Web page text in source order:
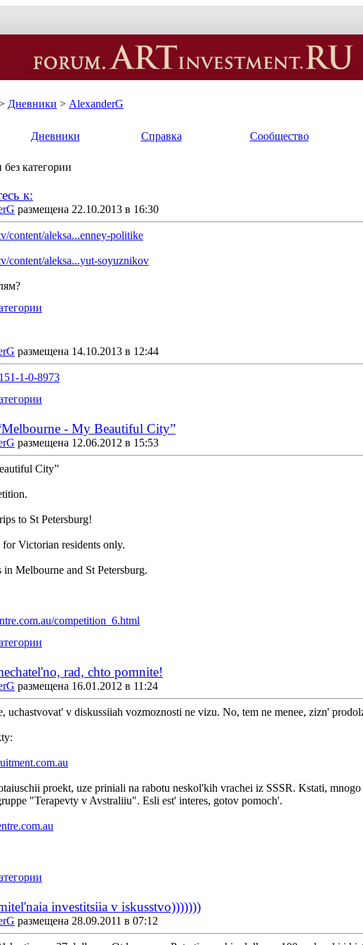
Дневники > AlexanderG
Дневники Справка Сообщество
без категории
к:
размещена 22.10.2013 в 16:30
content/aleksa...enney-politike
content/aleksa...yut-soyuznikov
размещена 14.10.2013 в 12:44
1-0-8973
- My Beautiful City”
размещена 12.06.2012 в 15:53
City”
to St Petersburg!
Victorian residents only.
in Melbourne and St Petersburg.
competition_6.html
rad, chto pomnite!
размещена 16.01.2012 в 11:24
uchastvovat' v diskussiiah vozmoznosti ne vizu. No, tem ne menee, zizn'
proekt, uze priniali na rabotu neskol'kih vrachei iz SSSR. Kstati,
"Terapevty v Avstraliiu". Esli est' interes, gotov pomoch'.
investitsiia v iskusstvo)))))))
размещена 28.09.2011 в 07:12